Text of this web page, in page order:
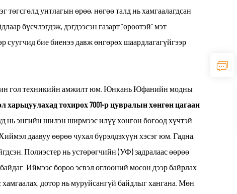
төгсгөлд унтлагын өрөө, нөгөө талд нь хамгаалагдсан
бүсчлэгдэж, дэгдээсэн газарт "өрөөтэй" мэт
бие биенээ давж өнгөрөх шаардлагагүйгээр
гол техникийн амжилт юм. Юнкань Юфанийн модны
харьцуулахад тохирох 7001-р цувралын хөнгөн цагаан
нь энгийн шилэн ширмээс илүү хөнгөн бөгөөд хүчтэй
даавуу өөрөө чухал бүрэлдэхүүн хэсэг юм. Гадна,
Полиэстер нь устөрөгчийн (УФ) задралаас өөрөө
Иймээс бороо эсвэл өглөөний мөсөн дээр байрлах
дотор нь муруйсангүй байдлыг хангана. Мөн